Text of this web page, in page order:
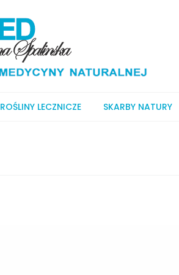
ROŚLINY LECZNICZE SKARBY NATURY